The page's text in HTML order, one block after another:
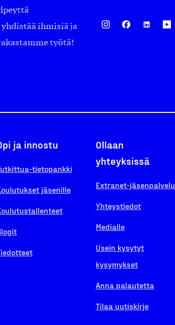
ihmisiä ja
työtä!
ja innostu
tietopankki
jäsenille
Ollaan
yhteyksissä
Extranet-jäsenpalvelu
Yhteystiedot
Medialle
Usein kysytyt
kysymykset
Anna palautetta
Tilaa uutiskirje